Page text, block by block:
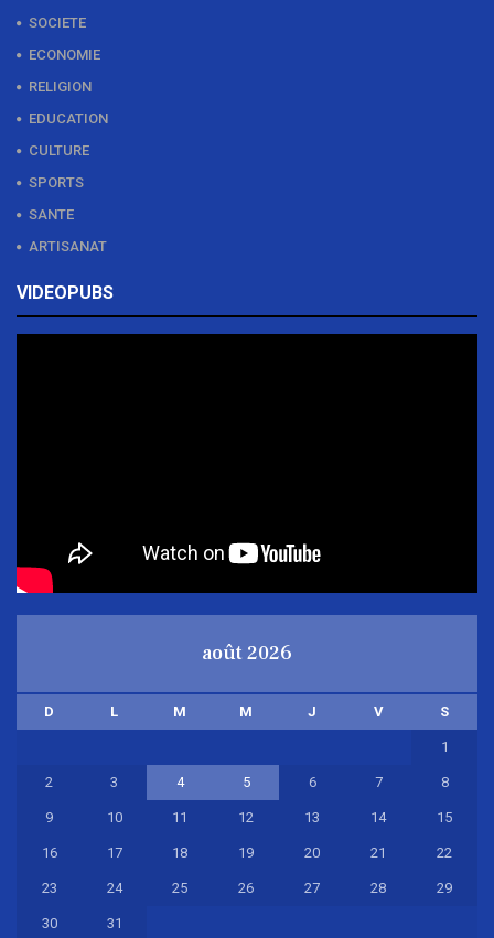
SOCIETE
ECONOMIE
RELIGION
EDUCATION
CULTURE
SPORTS
SANTE
ARTISANAT
VIDEOPUBS
août 2026
D L M M J V S
1
2 3 4 5 6 7 8
9 10 11 12 13 14 15
16 17 18 19 20 21 22
23 24 25 26 27 28 29
30 31